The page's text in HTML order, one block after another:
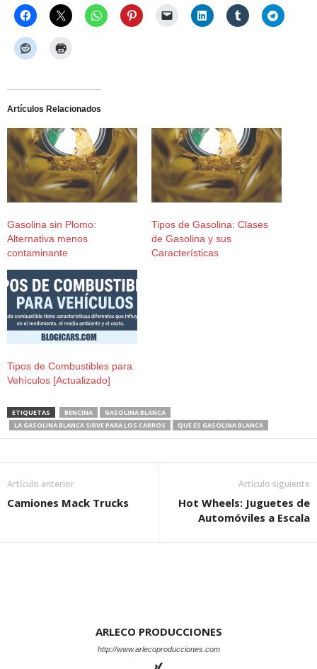
Artículos Relacionados
Gasolina sin Plomo:
Alternativa menos
contaminante
Tipos de Gasolina: Clases
de Gasolina y sus
Características
Tipos de Combustibles para
Vehículos [Actualizado]
ETIQUETAS BENCINA
GASOLINA BLANCA
LA GASOLINA BLANCA SIRVE PARA LOS CARROS
QUE ES GASOLINA BLANCA
Artículo anterior
Camiones Mack Trucks
Artículo siguiente
Hot Wheels: Juguetes de
Automóviles a Escala
ARLECO PRODUCCIONES
http://www.arlecoproducciones.com